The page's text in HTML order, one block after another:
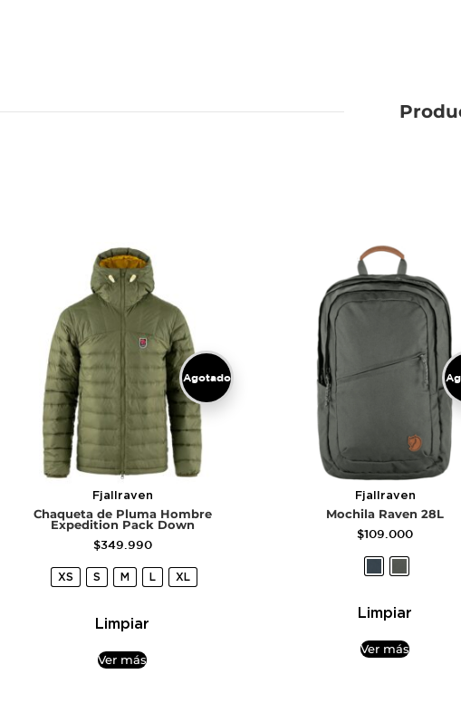
Agotado
Fjallraven
Chaqueta de Pluma Hombre
Expedition Pack Down
$349.990
XS S M L XL
Limpiar
Ver más
Fjallraven
Mochila Raven 28L
$109.000
Limpiar
Ver más